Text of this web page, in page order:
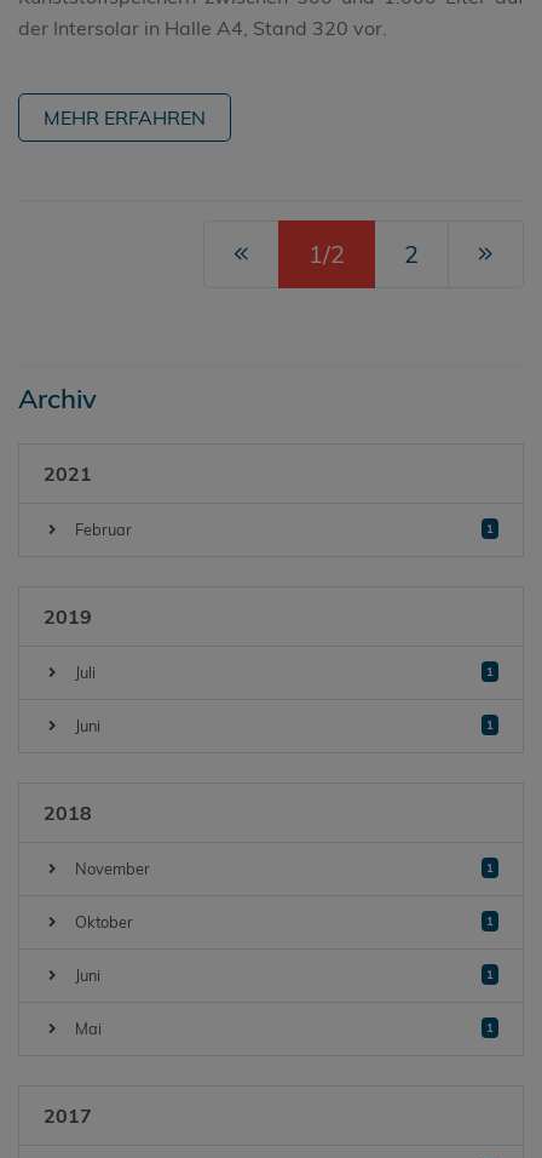
der Intersolar in Halle A4, Stand 320 vor.
MEHR ERFAHREN
1/2 2
Archiv
2021
Februar 1
2019
Juli 1
Juni 1
2018
November 1
Oktober 1
Juni 1
Mai 1
2017